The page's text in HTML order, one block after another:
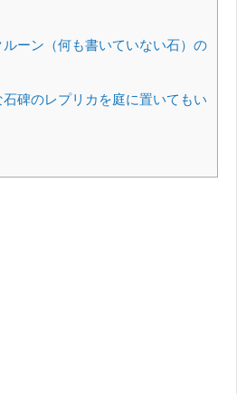
ーン（何も書いていない石）の
碑のレプリカを庭に置いてもい